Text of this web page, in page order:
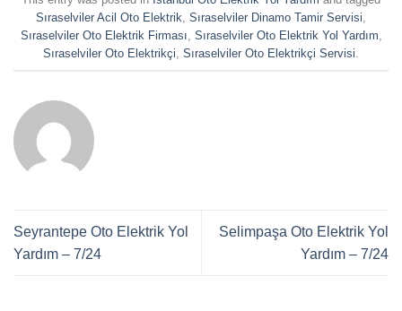
Sıraselviler Acil Oto Elektrik Sıraselviler Dinamo Tamir Servisi
Sıraselviler Oto Elektrik Firması Sıraselviler Oto Elektrik Yol Yardım
Sıraselviler Oto Elektrikçi Sıraselviler Oto Elektrikçi Servisi
Seyrantepe Oto Elektrik Yol
Yardım – 7/24
Selimpaşa Oto Elektrik Yol
Yardım – 7/24